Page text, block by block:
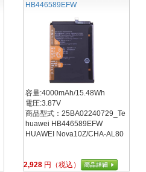
HB446589EFW
容量:4000mAh/15.48Wh
電圧:3.87V
商品型式：25BA02240729_Te
huawei HB446589EFW
HUAWEI Nova10Z/CHA-AL80
2,928 円（税込）